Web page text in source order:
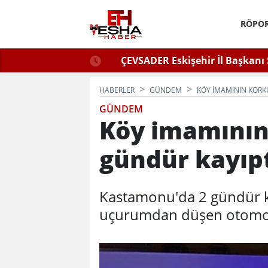
Zafer Partisi’nde.
ÇEVSADER Eskişehir İl
Kulaktan Dolma
HABERLER GÜNDEM KÖY IMAMININ
GÜNDEM
Köy
gündür
Kastamonu'da 2 gündür
uçurumdan düşen